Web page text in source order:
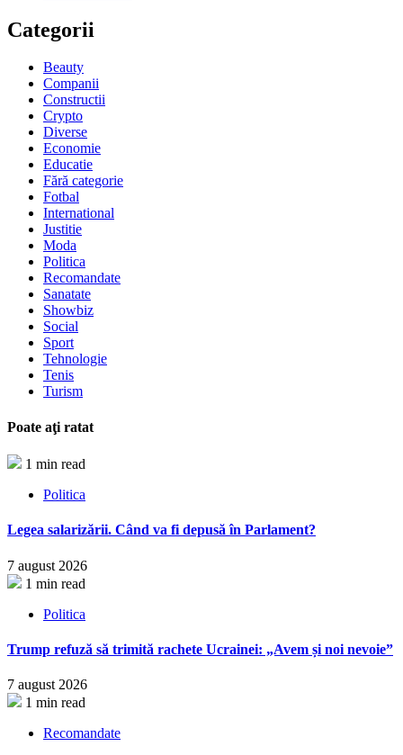
Categorii
Beauty
Companii
Constructii
Crypto
Diverse
Economie
Educatie
Fără categorie
Fotbal
International
Justitie
Moda
Politica
Recomandate
Sanatate
Showbiz
Social
Sport
Tehnologie
Tenis
Turism
Poate aţi ratat
1 min read
Politica
Legea salarizării. Când va fi depusă în Parlament?
7 august 2026
1 min read
Politica
Trump refuză să trimită rachete Ucrainei: „Avem și noi nevoie”
7 august 2026
1 min read
Recomandate